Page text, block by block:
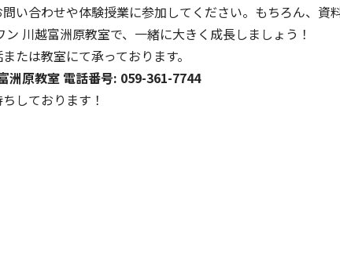
い合わせや体験授業に参加してください。もちろん、資
川越富洲原教室で、一緒に大きく成長しましょう！
たは教室にて承っております。
洲原教室 電話番号: 059-361-7744
しております！